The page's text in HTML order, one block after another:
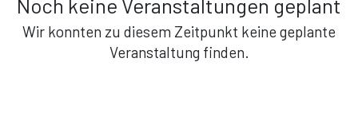
Noch keine Veranstaltungen geplant
Wir konnten zu diesem Zeitpunkt keine geplante
Veranstaltung finden.